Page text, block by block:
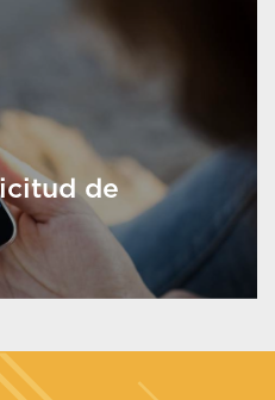
de